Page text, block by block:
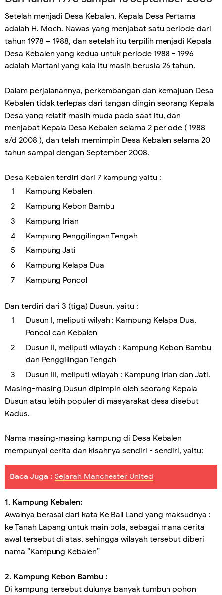
Setelah menjadi Desa Kebalen, Kepala Desa Pertama
adalah H. Moch. Nawas yang menjabat satu periode dari
tahun 1978 – 1988, dan setelah itu terpilih menjadi Kepala
Desa Kebalen yang kedua untuk periode 1988 - 1996
adalah Martani yang kala itu masih berusia 26 tahun.
Dalam perjalanannya, perkembangan dan kemajuan Desa
Kebalen tidak terlepas dari tangan dingin seorang Kepala
Desa yang relatif masih muda pada saat itu, dan
menjabat Kepala Desa Kebalen selama 2 periode ( 1988
s/d 2008 ), dan telah memimpin Desa Kebalen selama 20
tahun sampai dengan September 2008.
Desa Kebalen terdiri dari 7 kampung yaitu :
Kampung Kebalen
Kampung Kebon Bambu
Kampung Irian
Kampung Penggilingan Tengah
Kampung Jati
Kampung Kelapa Dua
Kampung Poncol
Dan terdiri dari 3 (tiga) Dusun, yaitu :
Dusun I, meliputi wilyah : Kampung Kelapa Dua,
Poncol dan Kebalen
Dusun II, meliputi wilayah : Kampung Kebon Bambu
dan Penggilingan Tengah
Dusun III, meliputi wilayah : Kampung Irian dan Jati.
Masing-masing Dusun dipimpin oleh seorang Kepala
Dusun atau lebih populer di masyarakat desa disebut
Kadus.
Nama masing-masing kampung di Desa Kebalen
mempunyai cerita dan kisahnya sendiri - sendiri, yaitu:
Baca Juga : Sejarah Manchester United
1. Kampung Kebalen:
Awalnya berasal dari kata Ke Ball Land yang maksudnya :
ke Tanah Lapang untuk main bola, sebagai mana cerita
awal tersebut di atas, sehingga wilayah tersebut diberi
nama ”Kampung Kebalen”
2. Kampung Kebon Bambu :
Di kampung tersebut dulunya banyak tumbuh pohon